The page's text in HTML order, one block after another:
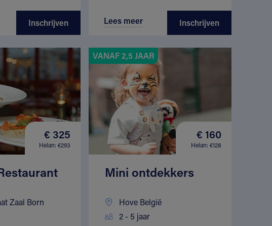
Inschrijven Lees meer Inschrijven
€ 325
Helan: €293
Zaal Born
VANAF 2,5 JAAR
€ 160
Helan: €128
Mini ontdekkers
Hove België
2 - 5 jaar